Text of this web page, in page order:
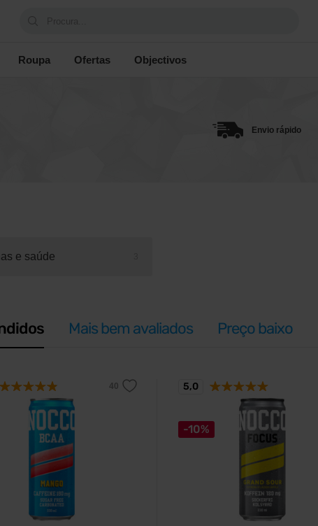
Roupa Ofertas Objectivos
Envio rápido
e saúde
Mais bem avaliados Preço baixo
-10%
5,0